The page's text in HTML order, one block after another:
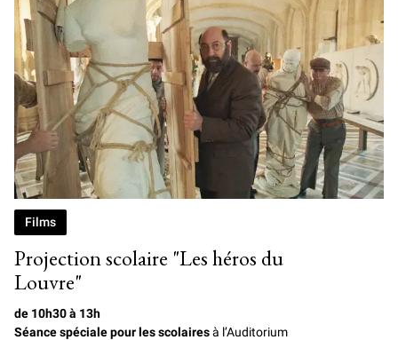
Photogramme du film Les Héros du Louvre, d'Elie Chouraqui
Projection scolaire "Les héros du
Louvre"
Films
de 10h30 à 13h
Séance spéciale pour les scolairesà l’Auditorium